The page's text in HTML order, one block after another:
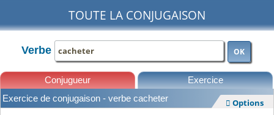
TOUTE LA CONJUGAISON
Verbe OK
Conjugueur Exercice
Exercice de conjugaison - verbe cacheter  Options